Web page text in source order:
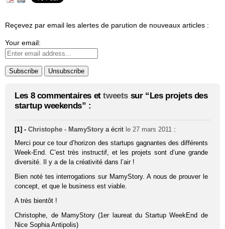
Reçevez par email les alertes de parution de nouveaux articles :
Your email:
Les 8 commentaires ettweets sur “Les projets des
startup weekends” :
[1] -Christophe - MamyStory a écrit le 27 mars 2011 :
Merci pour ce tour d’horizon des startups gagnantes des différents
Week-End. C’est très instructif, et les projets sont d’une grande
diversité. Il y a de la créativité dans l’air !
Bien noté tes interrogations sur MamyStory. A nous de prouver le
concept, et que le business est viable.
A très bientôt !
Christophe, de MamyStory (1er laureat du Startup WeekEnd de
Nice Sophia Antipolis)